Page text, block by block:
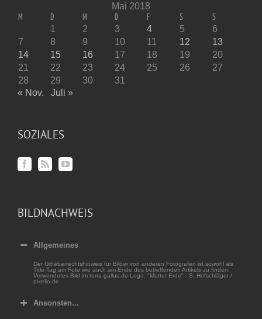
Mai 2018
M D M D F S S
1 2 3 4 5
6
7
8 9 10 11 12
13
14
15 16 17 18 19
20
21
22 23 24 25 26
27
28
29 30
31
« Nov.
Juli »
SOZIALES
BILDNACHWEIS
Allgemeines
Der Urheberrechtshinweis für Bilder von anderen Fotografen ist sowohl als
Title-Tag am Foto wie auch am Ende des betreffenden Artikels zu finden.
Verwendetes Bild im terra-gallus.de-Logo: "Mutter Erde" - S. Hofschläger /
pixelio.de
Ansonsten...